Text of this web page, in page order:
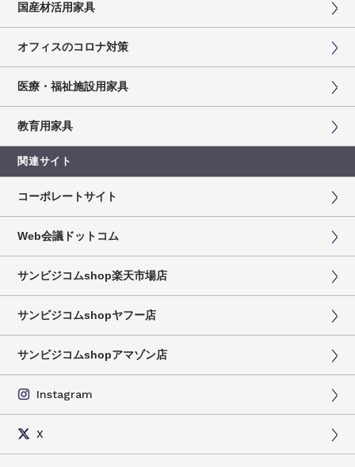
国産材活用家具
オフィスのコロナ対策
医療・福祉施設用家具
教育用家具
関連サイト
コーポレートサイト
Web会議ドットコム
サンビジコムshop楽天市場店
サンビジコムshopヤフー店
サンビジコムshopアマゾン店
Instagram
X